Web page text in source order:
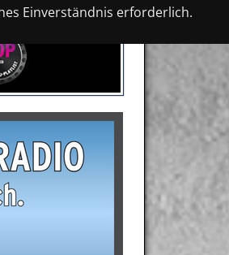
Einverständnis erforderlich.